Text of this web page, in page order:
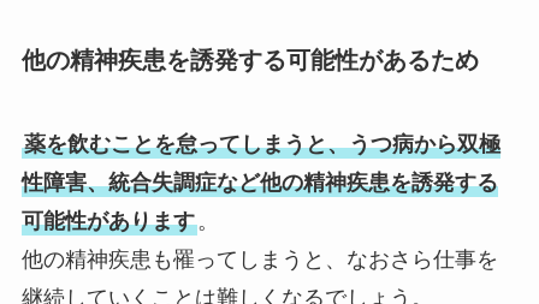
他の精神疾患を誘発する可能性があるため
薬を飲むことを怠ってしまうと、うつ病から双極
性障害、統合失調症など他の精神疾患を誘発する
可能性があります。
他の精神疾患も罹ってしまうと、なおさら仕事を
継続していくことは難しくなるでしょう。